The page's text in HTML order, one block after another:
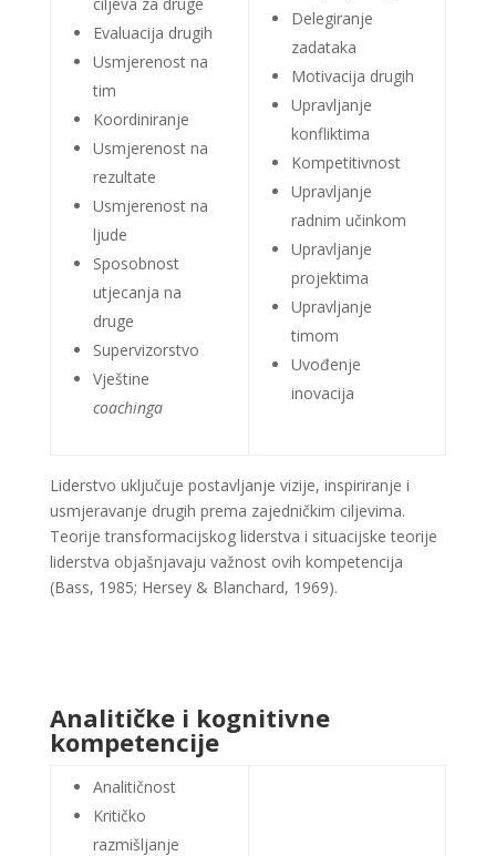
Evaluacija drugih
Usmjerenost na
tim
Koordiniranje
Usmjerenost na
rezultate
Usmjerenost na
ljude
Sposobnost
utjecanja na
druge
Supervizorstvo
Vještine
coachinga
Delegiranje
zadataka
Motivacija drugih
Upravljanje
konfliktima
Kompetitivnost
Upravljanje
radnim učinkom
Upravljanje
projektima
Upravljanje
timom
Uvođenje
inovacija
Liderstvo uključuje postavljanje vizije, inspiriranje i
usmjeravanje drugih prema zajedničkim ciljevima.
Teorije transformacijskog liderstva i situacijske teorije
liderstva objašnjavaju važnost ovih kompetencija
(Bass, 1985; Hersey & Blanchard, 1969)​​​​.
Analitičke i kognitivne
kompetencije
Analitičnost
Kritičko
razmišljanje